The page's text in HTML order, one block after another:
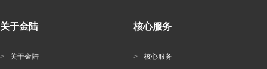
关于金陆
> 关于金陆
核心服务
> 核心服务